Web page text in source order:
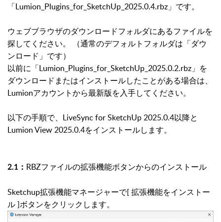
「Lumion_Plugins_for_SketchUp_2025.0.4.rbz」です。
ウェブブラウザのダウンロードフォルダにあるファイルを
探してください。 （通常のデフォルトフォルダは「ダウ
ンロード」です）
以前に「Lumion_Plugins_for_SketchUp_2025.0.2.rbz」を
ダウンロードまたはインストールしたことがある場合は、
Lumionアカウントから最新版を入手してください。
以下の手順で、LiveSync for SketchUp 2025.0.4以降と
Lumion View 2025.0.4をインストールします。
2.1： RBZファイルの拡張機能ボタンからのインストール
Sketchup拡張機能マネージャーで[ 拡張機能をインストー
ル ]ボタンをクリックします。